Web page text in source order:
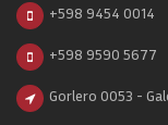
+598 9454 0014
+598 9590 5677
Gorlero 0053 -